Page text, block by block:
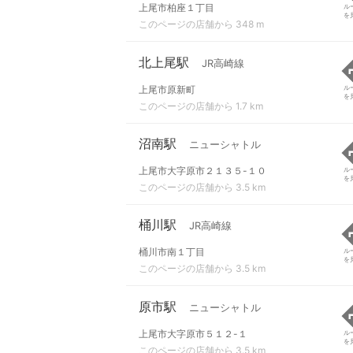
上尾市柏座１丁目
このページの店舗から 348 m
ル
を
北上尾駅 JR高崎線
上尾市原新町
このページの店舗から 1.7 km
ル
を
沼南駅 ニューシャトル
上尾市大字原市２１３５-１０
このページの店舗から 3.5 km
ル
を
桶川駅 JR高崎線
桶川市南１丁目
このページの店舗から 3.5 km
ル
を
原市駅 ニューシャトル
上尾市大字原市５１２-１
このページの店舗から 3.5 km
ル
を